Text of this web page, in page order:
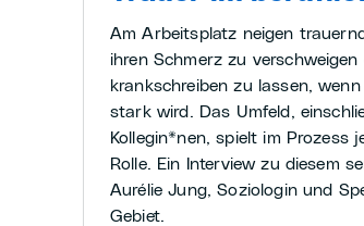
Am Arbeitsplatz neigen
ihren Schmerz zu
krankschreiben zu lassen,
stark wird. Das Umfeld,
Kollegin*nen, spielt im Prozess
Rolle. Ein Interview zu diesem
Aurélie Jung, Soziologin und
Gebiet.